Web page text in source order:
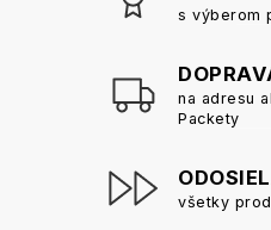
s výberom
na adresu
Packety
všetky